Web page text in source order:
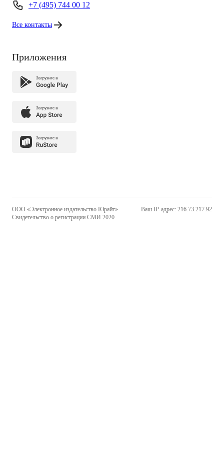
+7 (495) 744 00 12
Все контакты
Приложения
ООО «Электронное издательство Юрайт»
Свидетельство о регистрации СМИ 2020
Ваш IP-адрес: 216.73.217.92